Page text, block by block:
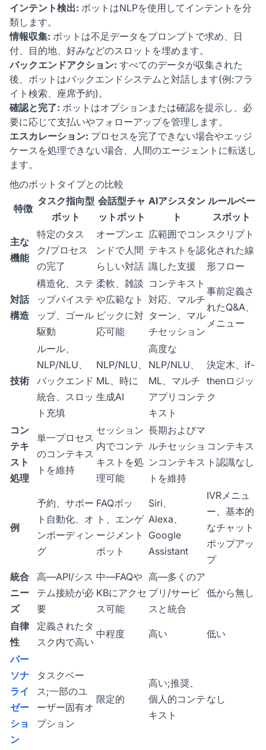
インテント検出: ボットはNLPを使用してインテントを分
類します。
情報収集: ボットは不足データをプロンプトで求め、日
付、目的地、好みなどのスロットを埋めます。
バックエンドアクション: すべてのデータが収集された
後、ボットはバックエンドシステムと対話します(例:フラ
イト検索、座席予約)。
確認と完了: ボットはオプションまたは確認を提示し、必
要に応じて支払いやフォローアップを管理します。
エスカレーション: プロセスを完了できない場合やエッジ
ケースを処理できない場合、人間のエージェントに転送し
ます。
他のボットタイプとの比較
特徴
タスク指向型
ボット
会話型チャ
ットボット
AIアシスタン
ト
ルールベー
スボット
主な
機能
特定のタス
ク/プロセス
の完了
オープンエ
ンドで人間
らしい対話
広範囲でコン
テキストを認
識した支援
スクリプト
化された線
形フロー
対話
構造
構造化、ステ
ップバイステ
ップ、ゴール
駆動
柔軟、雑談
や広範なト
ピックに対
応可能
コンテキスト
対応、マルチ
ターン、マル
チセッション
事前定義さ
れたQ&A、
メニュー
技術
ルール、
NLP/NLU、
バックエンド
統合、スロッ
ト充填
NLP/NLU、
ML、時に
生成AI
高度な
NLP/NLU、
ML、マルチ
アプリコンテ
キスト
決定木、if-
thenロジッ
ク
コン
テキ
スト
処理
単一プロセス
のコンテキス
トを維持
セッション
内でコンテ
キストを処
理可能
長期およびマ
ルチセッショ
ンコンテキス
トを維持
コンテキス
ト認識なし
例
予約、サポー
ト自動化、オ
ンボーディン
グ
FAQボッ
ト、エンゲ
ージメント
ボット
Siri、
Alexa、
Google
Assistant
IVRメニュ
ー、基本的
なチャット
ポップアッ
プ
統合
ニー
ズ
高—API/シス
テム接続が必
要
中—FAQや
KBにアクセ
ス可能
高—多くのア
プリ/サービ
スと統合
低から無し
自律
性
定義されたタ
スク内で高い
中程度 高い 低い
パー
ソナ
ライ
ゼー
ショ
ン
タスクベー
ス;一部のユ
ーザー固有オ
プション
限定的
高い;推奨、
個人的コンテ
キスト
なし